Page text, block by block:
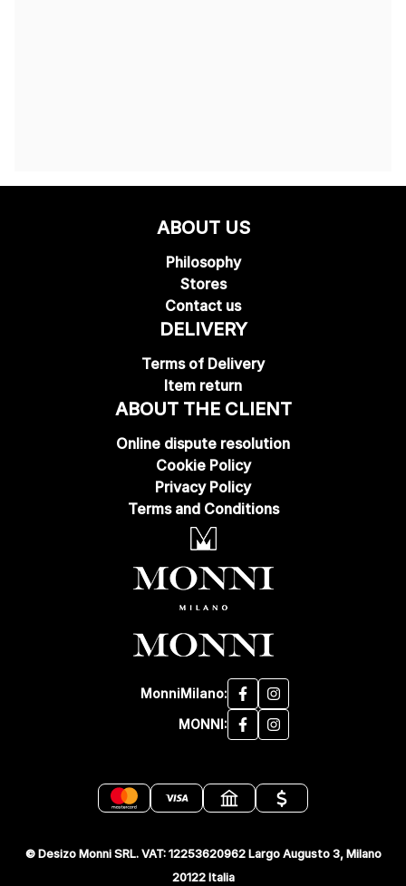
ABOUT US
Philosophy
Stores
Contact us
DELIVERY
Terms of Delivery
Item return
ABOUT THE CLIENT
Online dispute resolution
Cookie Policy
Privacy Policy
Terms and Conditions
MonniMilano:
MONNI:
© Desizo Monni SRL. VAT: 12253620962 Largo Augusto 3, Milano
20122 Italia